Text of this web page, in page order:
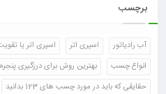
برچسب
آب رادیاتور اسپری اتر اسپری اتر یا
انواع چسب
بهترین روش برای درزگیری پنجره
حقایقی که باید در مورد چسب های 123 بدانید